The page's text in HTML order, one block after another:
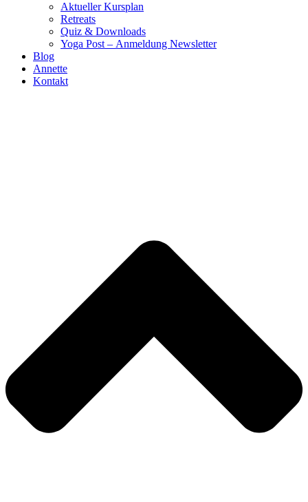
Aktueller Kursplan
Retreats
Quiz & Downloads
Yoga Post – Anmeldung Newsletter
Blog
Annette
Kontakt